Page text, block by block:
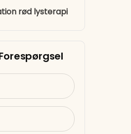
til hunde
til hest
rød lysterapi
fodspa taske
enhed